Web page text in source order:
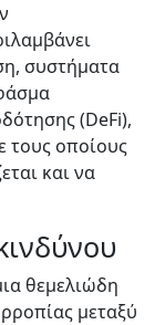
συστήματα
(DeFi),
τους οποίους
και να
θεμελιώδη
μεταξύ